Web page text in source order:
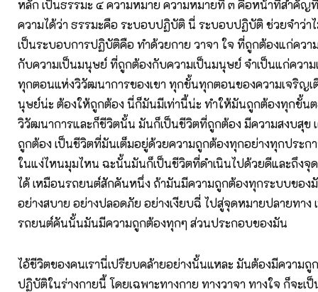
หลัก เป็นธรรมะ ๔ ความหมาย ความหมายที่ ๓ คือหน้าที่สำคัญ
ความได้ว่า ธรรมะคือ ระบอบปฏิบัติ นี่ ระบอบปฏิบัติ ช่วยจำว่า
เป็นระบอบการปฏิบัติคือ ทำด้วยกาย วาจา ใจ ที่ถูกต้องแก่คว
กับความเป็นมนุษย์ ที่ถูกต้องกับความเป็นมนุษย์ จำเป็นแก่ควา
ทุกตอนแห่งวิวัฒนาการของเขา ทุกขั้นทุกตอนของความเจริญเ
นุษย์น่ะ ต้องให้ถูกต้อง นี่ก็มันมีเท่านี้น่ะ ทำให้มันถูกต้องทุกขั้น
วิวัฒนาการและก็ชีวิตนั้น มันก็เป็นชีวิตที่ถูกต้อง มีความสงบสุข
ถูกต้อง เป็นชีวิตที่มันเต็มอยู่ด้วยความถูกต้องทุกอย่างทุกประก
ในแง่ไหนมุมไหน ฉะนั้นมันก็เป็นชีวิตที่ดำเนินไปด้วยดีและถึงจุ
ได้ เหมือนรถยนต์สักคันหนึ่ง ถ้ามันมีความถูกต้องทุกระบบของ
อย่างสบาย อย่างปลอดภัย อย่างเงียบฉี่ ไปสู่จุดหมายปลายทาง
รถยนต์คันนั้นมันมีความถูกต้องทุกๆ ส่วนประกอบของมัน
ไอ้ชีวิตของคนเรานี่เปรียบคล้ายอย่างนั้นแหละ มันต้องมีความ
ปฏิบัติในร่างกายนี้ โดยเฉพาะทางกาย ทางวาจา ทางใจ ก็จะเ